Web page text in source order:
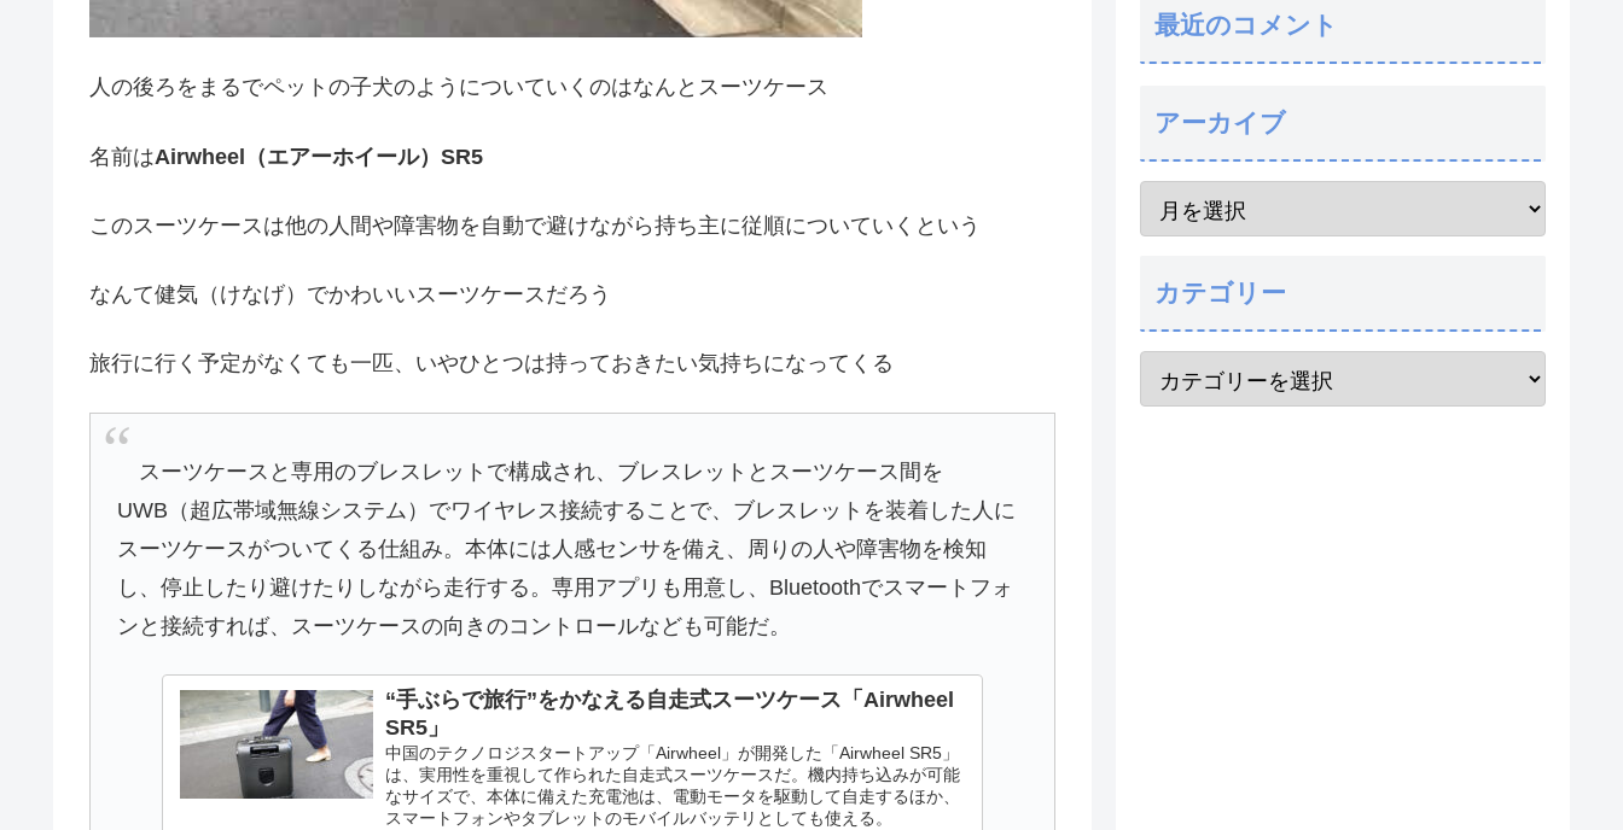
人の後ろをまるでペットの子犬のようについていくのはなんとスーツケース
名前はAirwheel（エアーホイール）SR5
このスーツケースは他の人間や障害物を自動で避けながら持ち主に従順についていくという
なんて健気（けなげ）でかわいいスーツケースだろう
旅行に行く予定がなくても一匹、いやひとつは持っておきたい気持ちになってくる
スーツケースと専用のブレスレットで構成され、ブレスレットとスーツケース間を
UWB（超広帯域無線システム）でワイヤレス接続することで、ブレスレットを装着した人に
スーツケースがついてくる仕組み。本体には人感センサを備え、周りの人や障害物を検知
し、停止したり避けたりしながら走行する。専用アプリも用意し、Bluetoothでスマートフォ
ンと接続すれば、スーツケースの向きのコントロールなども可能だ。
“手ぶらで旅行”をかなえる自走式スーツケース「Airwheel
SR5」
中国のテクノロジスタートアップ「Airwheel」が開発した「Airwheel SR5」
は、実用性を重視して作られた自走式スーツケースだ。機内持ち込みが可能
なサイズで、本体に備えた充電池は、電動モータを駆動して自走するほか、
スマートフォンやタブレットのモバイルバッテリとしても使える。
最近のコメント
アーカイブ
カテゴリー